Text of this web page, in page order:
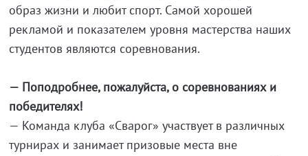
образ жизни и любит спорт. Самой хорошей
рекламой и показателем уровня мастерства наших
студентов являются соревнования.
— Поподробнее, пожалуйста, о соревнованиях и
победителях!
— Команда клуба «Сварог» участвует в различных
турнирах и занимает призовые места вне